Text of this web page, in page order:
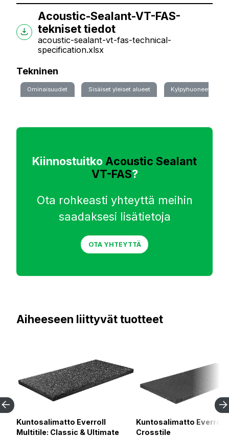
Acoustic-Sealant-VT-FAS-
tekniset tiedot
acoustic-sealant-vt-fas-technical-
specification.xlsx
Tekninen
Ominaisuudet Sisäiset yleiset alueet Kylpyhuoneet -
Kiinnostuitko Acoustic Sealant
VT-FAS?
Ota rohkeasti yhteyttä meihin
saadaksesi lisätietoja
OTA YHTEYTTÄ
Aiheeseen liittyvät tuotteet
Kuntosalimatto Everroll
Multitile: Classic & Ultimate
Kuntosalimatto Everroll
Crosstile